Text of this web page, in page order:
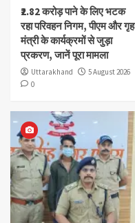
₹2.82 करोड़ पाने के लिए भटक
रहा परिवहन निगम, पीएम और गृह
मंत्री के कार्यक्रमों से जुड़ा
प्रकरण, जानें पूरा मामला
Uttarakhand
5 August 2026
0